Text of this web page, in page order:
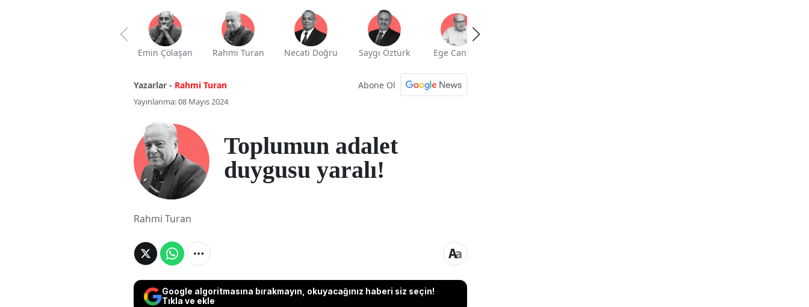
Emin Çölaşan Rahmi Turan Necati Doğru Saygı Öztürk Ege Cansen
Yazarlar - Rahmi Turan Abone Ol
Yayınlanma: 08 Mayıs 2024
Toplumun adalet
duygusu yaralı!
Rahmi Turan
Google algoritmasına bırakmayın, okuyacağınız haberi siz seçin!
Tıkla ve ekle